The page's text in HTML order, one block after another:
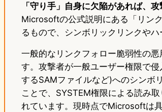
「守り手」自身に欠陥があれば、
Microsoftの公式説明にある「リン
るもので、シンボリックリンクや
一般的なリンクフォロー脆弱性の
す。攻撃者が一般ユーザー権限で
するSAMファイルなど)へのシンボ
ことで、SYSTEM権限による読み
れています。現時点でMicrosoftは